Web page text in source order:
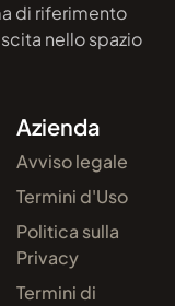
di riferimento
nello spazio
Azienda
Avviso legale
Termini d'Uso
Politica sulla
Privacy
Termini di